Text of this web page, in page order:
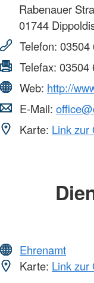
Rabenauer
01744
Telefon: 03504
Telefax: 03504
Web: http://
E-Mail:
Karte: Link zur
Ehrenamt
Karte: Link zur